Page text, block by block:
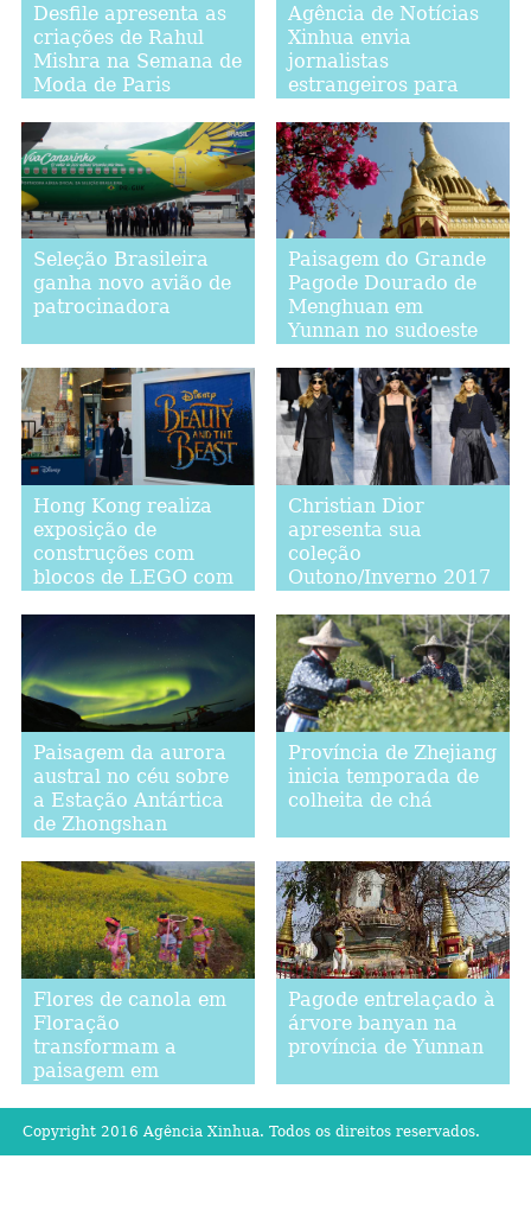
Desfile apresenta as
criações de Rahul
Mishra na Semana de
Moda de Paris
Agência de Notícias
Xinhua envia
jornalistas
estrangeiros para
anuais
Seleção Brasileira
ganha novo avião de
patrocinadora
Paisagem do Grande
Pagode Dourado de
Menghuan em
Yunnan no sudoeste
Hong Kong realiza
exposição de
construções com
blocos de LEGO com
Christian Dior
apresenta sua
coleção
Outono/Inverno 2017
de Paris
Paisagem da aurora
austral no céu sobre
a Estação Antártica
de Zhongshan
Província de Zhejiang
inicia temporada de
colheita de chá
Flores de canola em
Floração
transformam a
paisagem em
Pagode entrelaçado à
árvore banyan na
província de Yunnan
Copyright 2016 Agência Xinhua. Todos os direitos reservados.